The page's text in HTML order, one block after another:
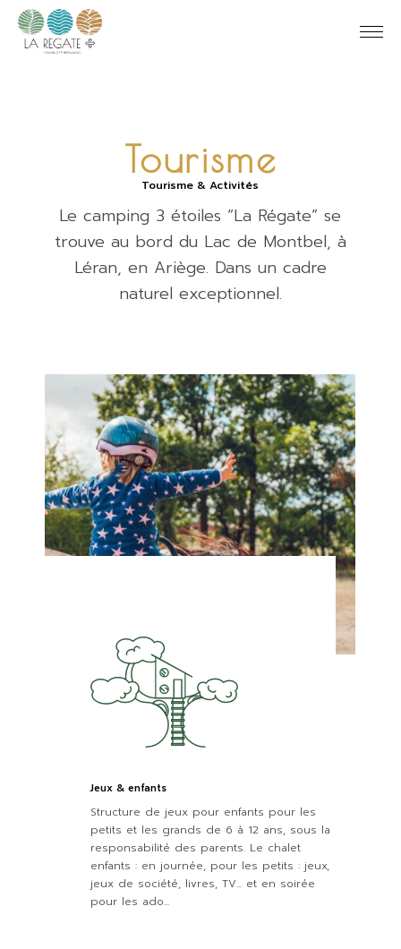
Tourisme
Tourisme & Activités
Le camping 3 étoiles “La Régate” se
trouve au bord du Lac de Montbel, à
Léran, en Ariège. Dans un cadre
naturel exceptionnel.
Jeux & enfants
Structure de jeux pour enfants pour les
petits et les grands de 6 à 12 ans, sous la
responsabilité des parents. Le chalet
enfants : en journée, pour les petits : jeux,
jeux de société, livres, TV... et en soirée
pour les ado...